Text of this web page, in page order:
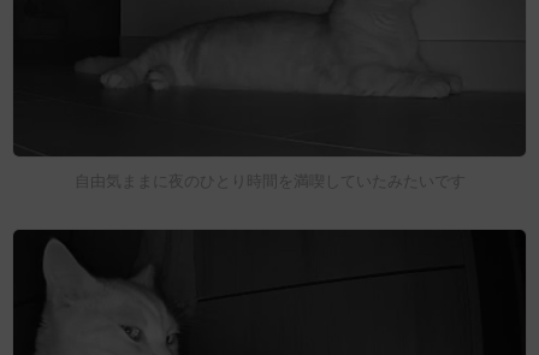
自由気ままに夜のひとり時間を満喫していたみたいです